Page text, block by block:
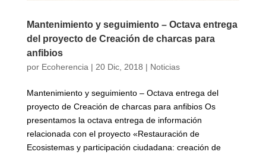
Mantenimiento y seguimiento – Octava entrega
del proyecto de Creación de charcas para
anfibios
por Ecoherencia | 20 Dic, 2018 | Noticias
Mantenimiento y seguimiento – Octava entrega del
proyecto de Creación de charcas para anfibios Os
presentamos la octava entrega de información
relacionada con el proyecto «Restauración de
Ecosistemas y participación ciudadana: creación de